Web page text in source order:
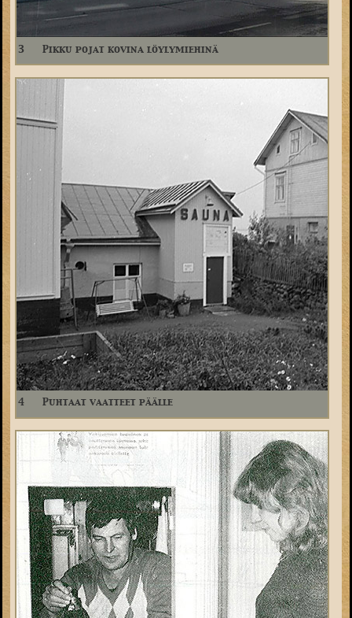
3 Pikku pojat kovina löylymiehinä
4 Puhtaat vaatteet päälle